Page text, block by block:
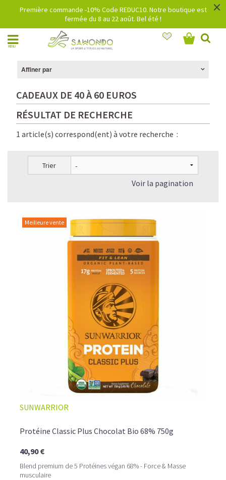
Première commande -10% Code REDUC10. Notre boutique est
fermée du 8 au 22 août. Bel été !
×
MENU
Affiner par
CADEAUX DE 40 À 60 EUROS
RÉSULTAT DE RECHERCHE
1 article(s) correspond(ent) à votre recherche :
Trier
Voir la pagination
Meilleure vente
SUNWARRIOR
Protéine Classic Plus Chocolat Bio 68% 750g
40,90 €
Blend premium de 5 Protéines végan 68% - Force & Masse
musculaire